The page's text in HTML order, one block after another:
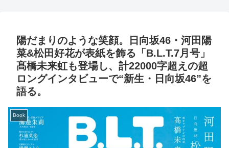
陽だまりのような笑顔。日向坂46・河田陽
菜&松田好花が表紙を飾る「B.L.T.7月号」
髙橋未来虹も登場し、計22000字超えの超
ロングインタビューで“新生・日向坂46”を
語る。
Book